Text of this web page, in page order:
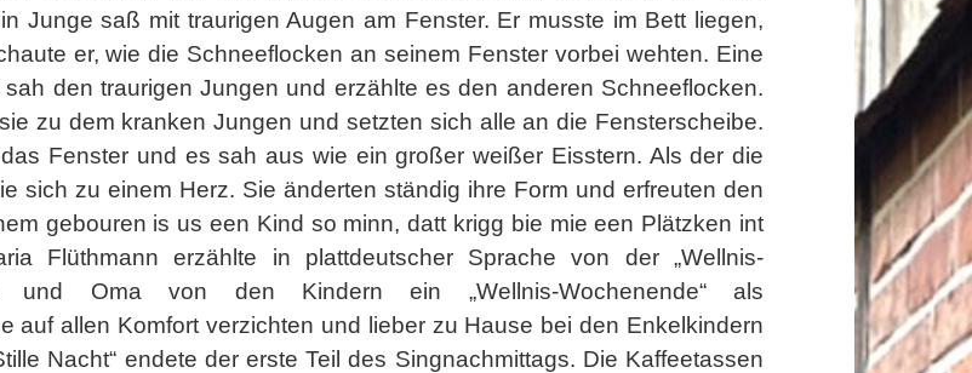
Junge saß mit traurigen Augen am Fenster. Er musste im Bett liegen,
er, wie die Schneeflocken an seinem Fenster vorbei wehten. Eine
den traurigen Jungen und erzählte es den anderen Schneeflocken.
zu dem kranken Jungen und setzten sich alle an die Fensterscheibe.
Fenster und es sah aus wie ein großer weißer Eisstern. Als der die
sich zu einem Herz. Sie änderten ständig ihre Form und erfreuten den
gebouren is us een Kind so minn, datt krigg bie mie een Plätzken int
Flüthmann erzählte in plattdeutscher Sprache von der „Wellnis-
und Oma von den Kindern ein „Wellnis-Wochenende“ als
auf allen Komfort verzichten und lieber zu Hause bei den Enkelkindern
Nacht“ endete der erste Teil des Singnachmittags. Die Kaffeetassen